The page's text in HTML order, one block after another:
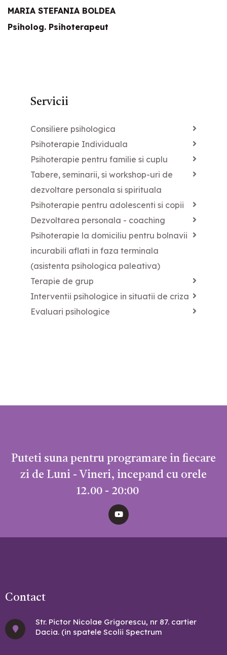
MARIA STEFANIA BOLDEA
Psiholog. Psihoterapeut
Servicii
Consiliere psihologica
Psihoterapie Individuala
Psihoterapie pentru familie si cuplu
Tabere, seminarii, si workshop-uri de
dezvoltare personala si spirituala
Psihoterapie pentru adolescenti si copii
Dezvoltarea personala - coaching
Psihoterapie la domiciliu pentru bolnavii
incurabili aflati in faza terminala
(asistenta psihologica paleativa)
Terapie de grup
Interventii psihologice in situatii de criza
Evaluari psihologice
Puteti suna pentru programare in fiecare
zi de Luni - Vineri, incepand cu orele
12.00 - 20:00
Contact
Str. Pictor Nicolae Grigorescu, nr 87. cartier
Dacia. (in spatele Scolii Spectrum